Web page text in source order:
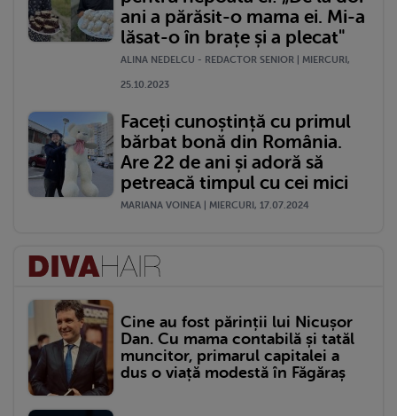
ani a părăsit-o mama ei. Mi-a
lăsat-o în brațe și a plecat"
ALINA NEDELCU - REDACTOR SENIOR | MIERCURI,
25.10.2023
Faceți cunoștință cu primul
bărbat bonă din România.
Are 22 de ani și adoră să
petreacă timpul cu cei mici
MARIANA VOINEA | MIERCURI, 17.07.2024
Cine au fost părinții lui Nicușor
Dan. Cu mama contabilă și tatăl
muncitor, primarul capitalei a
dus o viață modestă în Făgăraș